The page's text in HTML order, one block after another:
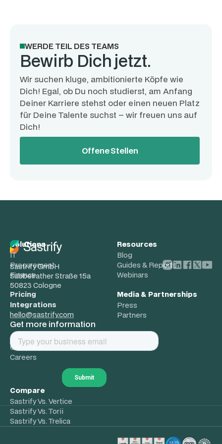
WERDE TEIL DES TEAMS
Bewirb Dich jetzt.
Wir suchen kluge, ambitionierte Köpfe wie
Dich! Egal, ob Du noch studierst, am Anfang
Deiner Karriere stehst oder einen neuen Platz
für Deine Talente suchst – wir freuen uns auf
Dich!
Offene Stellen
Sastrify GmbH
Subbelrather Straße 15a
50823 Cologne
hello@sastrify.com
Get more information
Solutions
IT
Procurement
Finance
Pricing
Integrations
Media & Partnerships
Press
Partners
Resources
Blog
Guides & Reports
Webinars
About
Company
Careers
Compare
Sastrify Vs. Vertice
Sastrify Vs. Torii
Sastrify Vs. Trelica